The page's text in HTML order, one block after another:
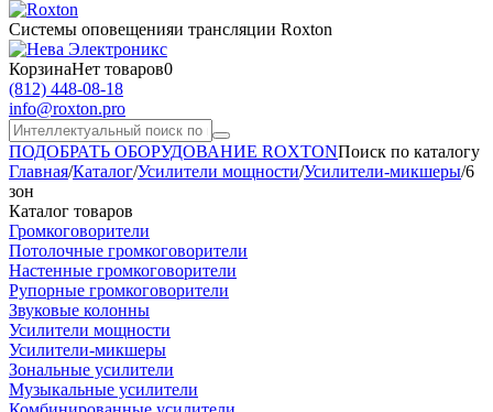
Системы оповещенияи трансляции Roxton
КорзинаНет товаров0
(812) 448-08-18
info@roxton.pro
ПОДОБРАТЬ ОБОРУДОВАНИЕ ROXTONПоиск по каталогу
Главная/Каталог/Усилители мощности/Усилители-микшеры/6
зон
Каталог товаров
Громкоговорители
Потолочные громкоговорители
Настенные громкоговорители
Рупорные громкоговорители
Звуковые колонны
Усилители мощности
Усилители-микшеры
Зональные усилители
Музыкальные усилители